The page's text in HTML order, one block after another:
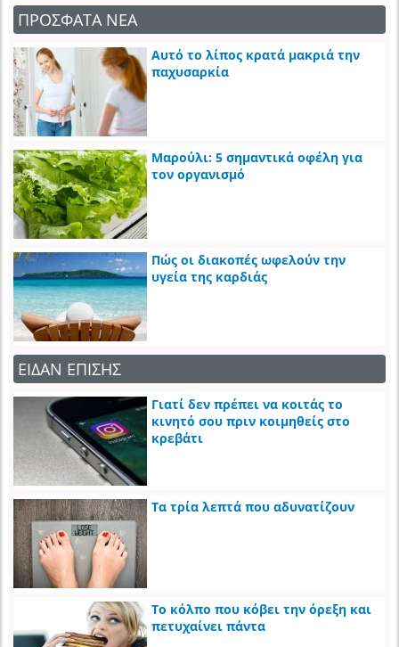
ΠΡΟΣΦΑΤΑ ΝΕΑ
Αυτό το λίπος κρατά μακριά την
παχυσαρκία
Μαρούλι: 5 σημαντικά οφέλη για
τον οργανισμό
Πώς οι διακοπές ωφελούν την
υγεία της καρδιάς
ΕΙΔΑΝ ΕΠΙΣΗΣ
Γιατί δεν πρέπει να κοιτάς το
κινητό σου πριν κοιμηθείς στο
κρεβάτι
Τα τρία λεπτά που αδυνατίζουν
Το κόλπο που κόβει την όρεξη και
πετυχαίνει πάντα